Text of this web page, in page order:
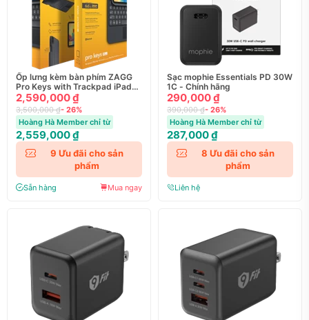
Ốp lưng kèm bàn phím ZAGG
Pro Keys with Trackpad iPad
10.9/11 Pro
2,590,000 ₫
3,500,000 ₫- 26%
Hoàng Hà Member chỉ từ
2,559,000 ₫
9 Ưu đãi cho sản
phẩm
Sẵn hàng Mua ngay
Sạc mophie Essentials PD 30W
1C - Chính hãng
290,000 ₫
390,000 ₫- 26%
Hoàng Hà Member chỉ từ
287,000 ₫
8 Ưu đãi cho sản
phẩm
Liên hệ